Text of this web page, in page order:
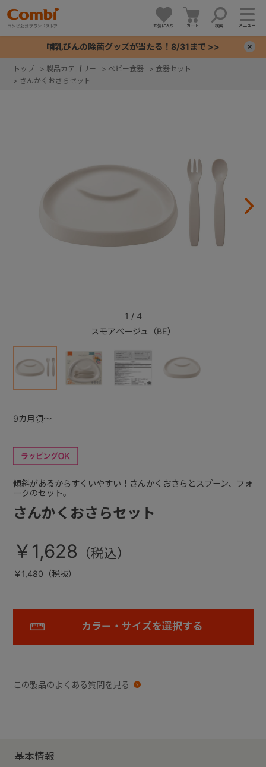
お気に入り カート 検索 メニュー
哺乳びんの除菌グッズが当たる！8/31まで >>
トップ > 製品カテゴリー > ベビー食器 > 食器セット
> さんかくおさらセット
スモアベージュ（BE）
1 / 4
さんかくおさらセット
傾斜があるからすくいやすい！さんかくおさらとスプーン、フォ
ークのセット。
￥1,628
￥1,480（税抜）
カラー・サイズを選択する
この製品のよくある質問を見る
基本情報
9カ月頃～